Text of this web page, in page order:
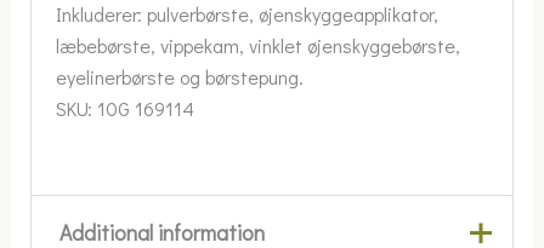
Inkluderer: pulverbørste, øjenskyggeapplikator,
læbebørste, vippekam, vinklet øjenskyggebørste,
eyelinerbørste og børstepung.
SKU: 10G 169114
Additional information